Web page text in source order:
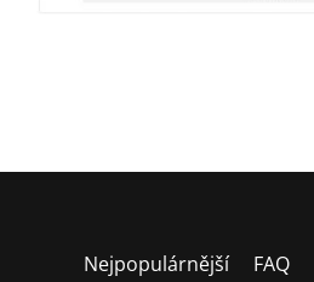
Nejpopulárnější FAQ